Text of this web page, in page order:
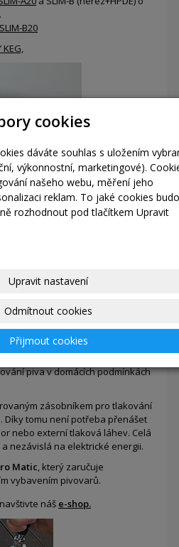
SLIM-B20
KEG,
?
- speciální nerezový 2-komorový
piva v domácích podmínkách
zásobníkem pro tlakování
Díky tomu není potřeba přenášet
nebo externí tlaková láhev. Celá
nezávislá na elektrické energii.
Matic, který zaručuje
vybavením pivovarů.
náš e-shop.
cookies
dáváte souhlas s uložením
výkonnostní, marketingové).
našeho webu, měření jeho
reklam. To jaké cookies
rozhodnout pod tlačítkem Upravit
Upravit nastavení
Odmítnout cookies
Přijmout cookies